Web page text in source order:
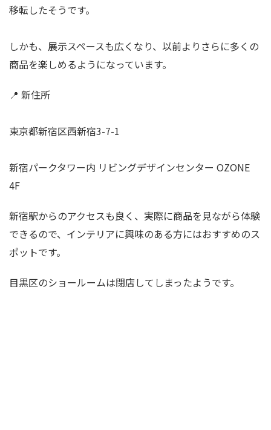
移転したそうです。
しかも、展示スペースも広くなり、以前よりさらに多くの
商品を楽しめるようになっています。
📍 新住所
東京都新宿区西新宿3-7-1
新宿パークタワー内 リビングデザインセンター OZONE
4F
新宿駅からのアクセスも良く、実際に商品を見ながら体験
できるので、インテリアに興味のある方にはおすすめのス
ポットです。
目黒区のショールームは閉店してしまったようです。